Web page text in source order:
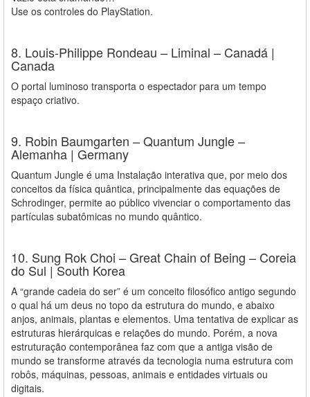
Use os controles do PlayStation.
8. Louis-Philippe Rondeau – Liminal – Canadá |
Canada
O portal luminoso transporta o espectador para um tempo
espaço criativo.
9. Robin Baumgarten – Quantum Jungle –
Alemanha | Germany
Quantum Jungle é uma Instalação interativa que, por meio dos
conceitos da física quântica, principalmente das equações de
Schrodinger, permite ao público vivenciar o comportamento das
partículas subatômicas no mundo quântico.
10. Sung Rok Choi – Great Chain of Being – Coreia
do Sul | South Korea
A “grande cadeia do ser” é um conceito filosófico antigo segundo
o qual há um deus no topo da estrutura do mundo, e abaixo
anjos, animais, plantas e elementos. Uma tentativa de explicar as
estruturas hierárquicas e relações do mundo. Porém, a nova
estruturação contemporânea faz com que a antiga visão de
mundo se transforme através da tecnologia numa estrutura com
robôs, máquinas, pessoas, animais e entidades virtuais ou
digitais.